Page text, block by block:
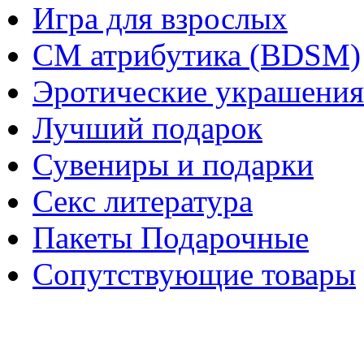
Игра для взрослых
СМ атрибутика (BDSM)
Эротические
Лучший подарок
Сувениры и подарки
Секс литература
Пакеты Подарочные
Сопутствующие товары